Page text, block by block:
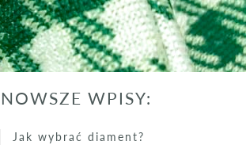
WPISY:
Jak wybrać diament?